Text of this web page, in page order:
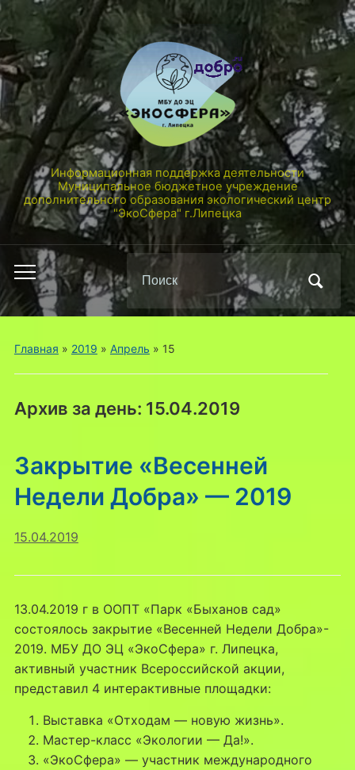
Информационная поддержка деятельности
Муниципальное бюджетное учреждение
дополнительного образования экологический центр
"ЭкоСфера" г.Липецка
Переключить
мобильное
меню
Поиск
по:
Главная » 2019 » Апрель » 15
Архив за день: 15.04.2019
Закрытие «Весенней
Недели Добра» — 2019
15.04.2019
13.04.2019 г в ООПТ «Парк «Быханов сад»
состоялось закрытие «Весенней Недели Добра»-
2019. МБУ ДО ЭЦ «ЭкоСфера» г. Липецка,
активный участник Всероссийской акции,
представил 4 интерактивные площадки:
Выставка «Отходам — новую жизнь».
Мастер-класс «Экологии — Да!».
«ЭкоСфера» — участник международного